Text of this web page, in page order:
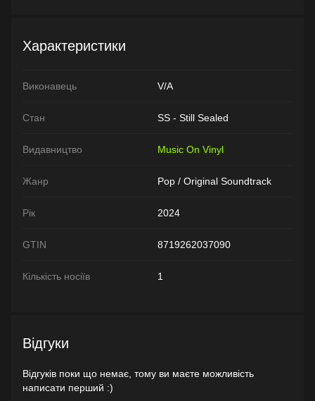
Характеристики
Виконавець V/A
Стан SS - Still Sealed
Видавництво Music On Vinyl
Жанр Pop / Original Soundtrack
Рік 2024
GTIN 8719262037090
Кількість носіїв 1
Відгуки
Відгуків поки що немає, тому ви маєте можливість
написати перший :)